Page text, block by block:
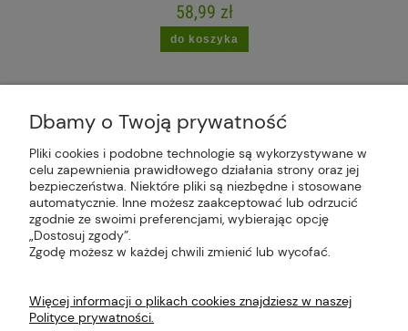
58,99 zł
do koszyka
Plus Market Sp. z o.o. | Zakręcie 2K, 22-300
Krasnystaw, woj. lubelskie | sklep@plus-market.pl
| tel: 607 770 953 | NIP: 5170405164
Dbamy o Twoją prywatność
Pliki cookies i podobne technologie są wykorzystywane w
celu zapewnienia prawidłowego działania strony oraz jej
bezpieczeństwa. Niektóre pliki są niezbędne i stosowane
automatycznie. Inne możesz zaakceptować lub odrzucić
zgodnie ze swoimi preferencjami, wybierając opcję
„Dostosuj zgody”.
Zgodę możesz w każdej chwili zmienić lub wycofać.
Więcej informacji o plikach cookies znajdziesz w naszej
Polityce prywatności.